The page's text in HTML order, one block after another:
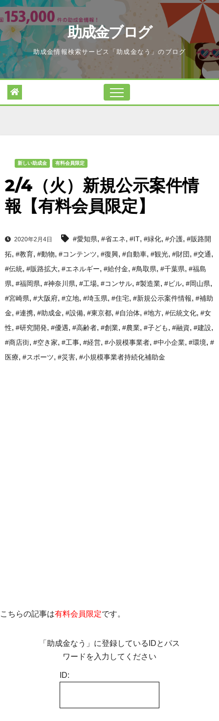
Skip
to
content
助成金ブログ
助成金情報検索サービス「助成金なう」のブログ
新しい助成金 有料会員限定
2/4（火）新規公示案件情
報【有料会員限定】
2020年2月4日 #愛知県, #省エネ, #IT, #緑化, #介護, #販路開
拓, #教育, #動物, #コンテンツ, #復興, #自動車, #観光, #財団, #交通,
#伝統, #販路拡大, #エネルギー, #給付金, #鳥取県, #千葉県, #福島
県, #福岡県, #神奈川県, #工場, #コンサル, #製造業, #ビル, #岡山県,
#宮崎県, #大阪府, #立地, #埼玉県, #住宅, #新規公示案件情報, #補助
金, #連携, #助成金, #設備, #東京都, #自治体, #地方, #伝統文化, #女
性, #研究開発, #優遇, #高齢者, #創業, #農業, #子ども, #融資, #建設,
#商店街, #空き家, #工事, #経営, #小規模事業者, #中小企業, #環境, #
医療, #スポーツ, #災害, #小規模事業者持続化補助金
こちらの記事は有料会員限定です。
「助成金なう」に登録しているIDとパス
ワードを入力してください
ID: